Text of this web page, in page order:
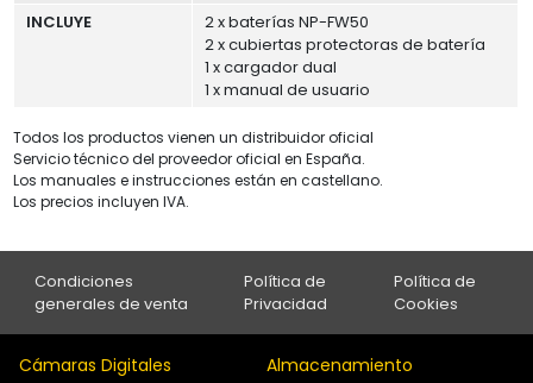
INCLUYE
2 x baterías NP-FW50
2 x cubiertas protectoras de batería
1 x cargador dual
1 x manual de usuario
Todos los productos vienen un distribuidor oficial
Servicio técnico del proveedor oficial en España.
Los manuales e instrucciones están en castellano.
Los precios incluyen IVA.
Condiciones
generales de venta
Política de
Privacidad
Política de
Cookies
Cámaras Digitales Almacenamiento